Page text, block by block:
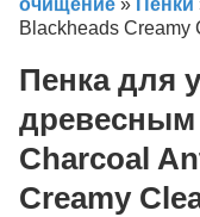
очищение » Пенки
Blackheads Creamy
Пенка для
древесным
Charcoal
Creamy